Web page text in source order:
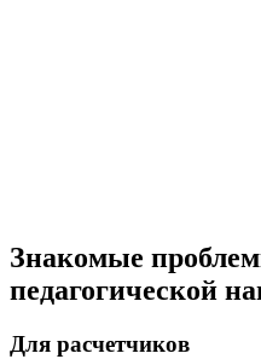
Знакомые
педагогической
Для расчетчиков